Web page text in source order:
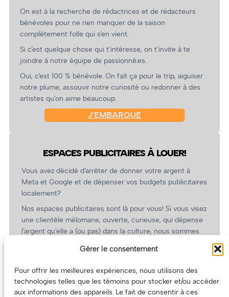
Gérer le consentement
Pour offrir les meilleures expériences, nous utilisons des
technologies telles que les témoins pour stocker et/ou accéder
aux informations des appareils. Le fait de consentir à ces
On est à la recherche de rédactrices et de rédacteurs
bénévoles pour ne rien manquer de la saison
complètement folle qui s’en vient.
Si c’est quelque chose qui t’intéresse, on t’invite à te
joindre à notre équipe de passionné.es.
Oui, c’est 100 % bénévole. On fait ça pour le trip, aiguiser
notre plume, assouvir notre curiosité ou redonner à des
artistes qu’on aime beaucoup.
J’EMBARQUE
ESPACES PUBLICITAIRES À LOUER!
Vous avez décidé d’arrêter de donner votre argent à
Meta et Google et de dépenser vos budgets publicitaires
localement?
Nos espaces publicitaires sont là pour vous! Si vous visez
une clientèle mélomane, ouverte, curieuse, qui dépense
l’argent qu’elle a (ou pas) dans la culture, nous sommes
revient.
(Oui, on va avoir des tarifs spéciaux pour vous, les